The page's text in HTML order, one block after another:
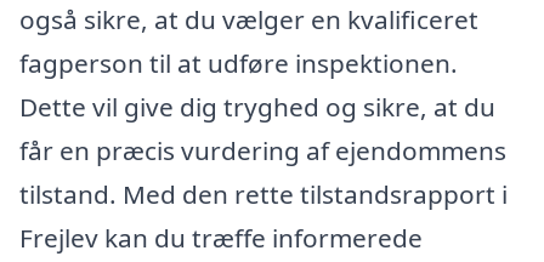
også sikre, at du vælger en kvalificeret
fagperson til at udføre inspektionen.
Dette vil give dig tryghed og sikre, at du
får en præcis vurdering af ejendommens
tilstand. Med den rette tilstandsrapport i
Frejlev kan du træffe informerede